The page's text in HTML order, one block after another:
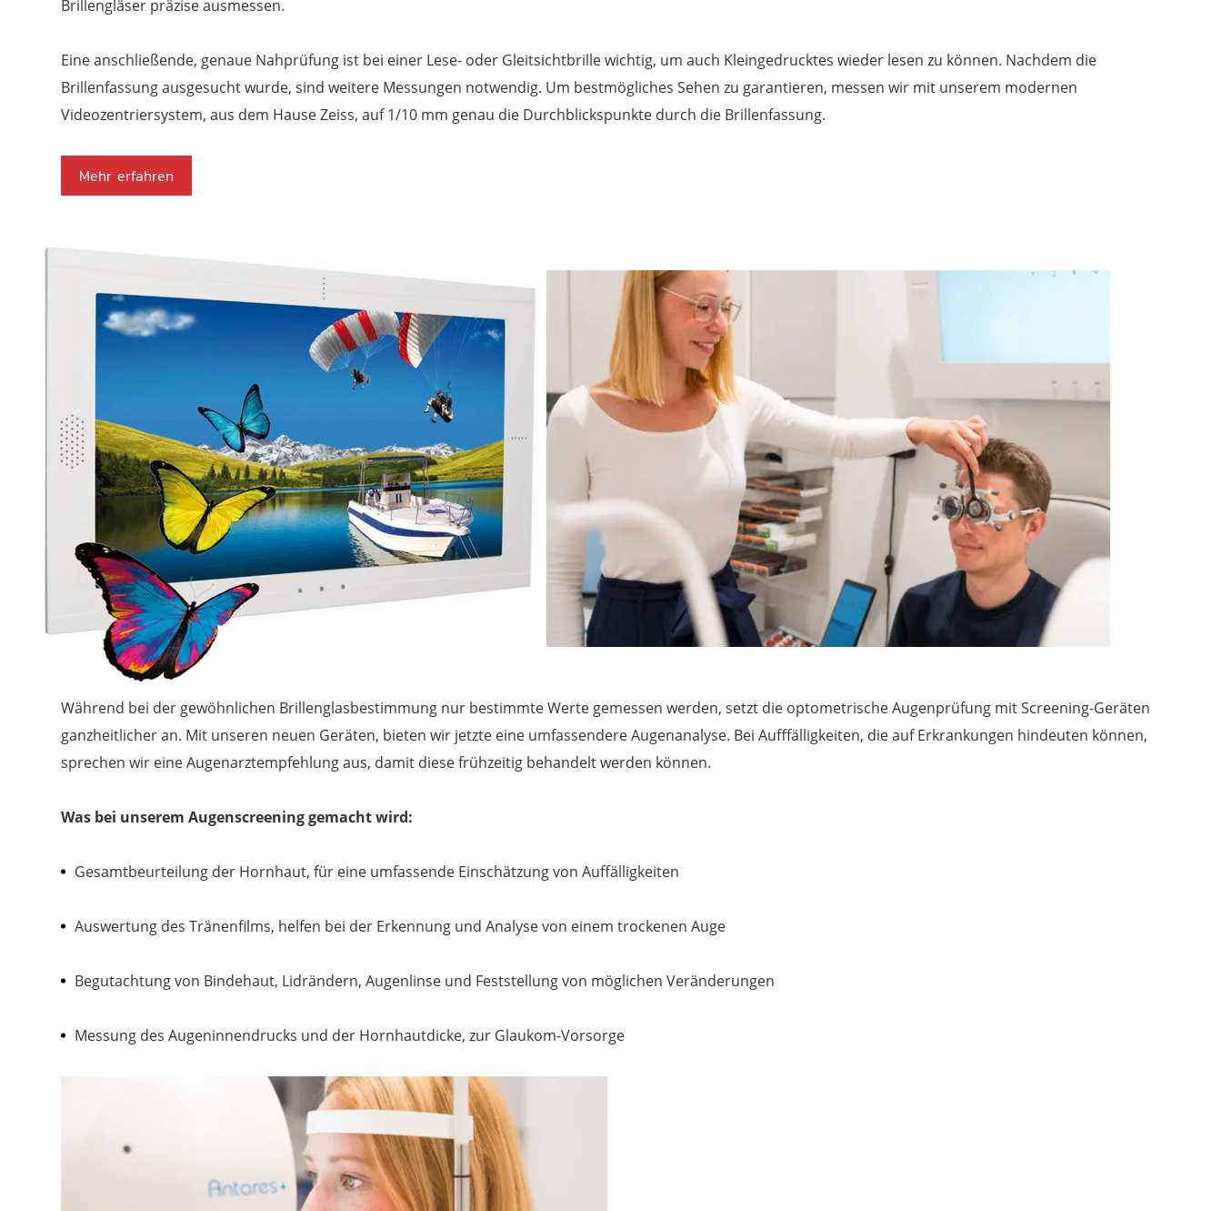
Brillengläser präzise ausmessen.
Eine anschließende, genaue Nahprüfung ist bei einer Lese- oder Gleitsichtbrille wichtig, um auch Kleingedrucktes wieder lesen zu können. Nachdem die
Brillenfassung ausgesucht wurde, sind weitere Messungen notwendig. Um bestmögliches Sehen zu garantieren, messen wir mit unserem modernen
Videozentriersystem, aus dem Hause Zeiss, auf 1/10 mm genau die Durchblickspunkte durch die Brillenfassung.
Mehr erfahren
Während bei der gewöhnlichen Brillenglasbestimmung nur bestimmte Werte gemessen werden, setzt die optometrische Augenprüfung mit Screening-Geräten
ganzheitlicher an. Mit unseren neuen Geräten, bieten wir jetzte eine umfassendere Augenanalyse. Bei Aufffälligkeiten, die auf Erkrankungen hindeuten können,
sprechen wir eine Augenarztempfehlung aus, damit diese frühzeitig behandelt werden können.
Was bei unserem Augenscreening gemacht wird:
Gesamtbeurteilung der Hornhaut, für eine umfassende Einschätzung von Auffälligkeiten
Auswertung des Tränenfilms, helfen bei der Erkennung und Analyse von einem trockenen Auge
Begutachtung von Bindehaut, Lidrändern, Augenlinse und Feststellung von möglichen Veränderungen
Messung des Augeninnendrucks und der Hornhautdicke, zur Glaukom-Vorsorge